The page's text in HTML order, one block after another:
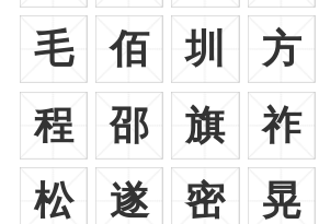
毛
佰 圳 方
程
邵 旗 祚
松
遂 密 晃